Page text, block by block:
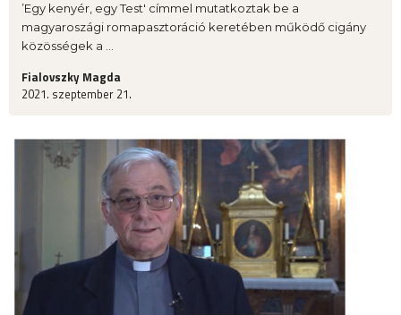
’Egy kenyér, egy Test' címmel mutatkoztak be a
magyaroszági romapasztoráció keretében működő cigány
közösségek a ...
Fialovszky Magda
2021. szeptember 21.